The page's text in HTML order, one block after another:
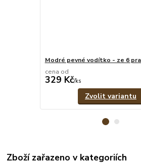
Modré pevné vodítko - ze 6
cena od
329 Kč/ks
Zvolit variantu
Zboží zařazeno v kategoriích